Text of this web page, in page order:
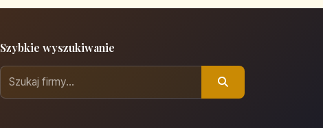
Szybkie wyszukiwanie